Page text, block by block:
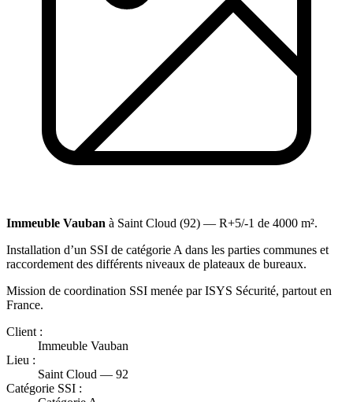
Immeuble Vauban à Saint Cloud (92) — R+5/-1 de 4000 m².
Installation d’un SSI de catégorie A dans les parties communes et
raccordement des différents niveaux de plateaux de bureaux.
Mission de coordination SSI menée par ISYS Sécurité, partout en
France.
Client :
Immeuble Vauban
Lieu :
Saint Cloud — 92
Catégorie SSI :